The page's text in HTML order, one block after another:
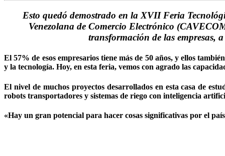
Esto quedó demostrado en la XVII Feria
Venezolana de Comercio Electrónico
transformación de las empresas,
El 57% de esos empresarios tiene más de 50 años, y ellos
y la tecnología. Hoy, en esta feria, vemos con agrado las
El nivel de muchos proyectos desarrollados en esta casa de
robots transportadores y sistemas de riego con inteligencia
«Hay un gran potencial para hacer cosas significativas por el